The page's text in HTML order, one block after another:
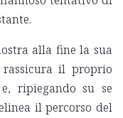
alla fine la sua
il proprio
ripiegando su se
il percorso del